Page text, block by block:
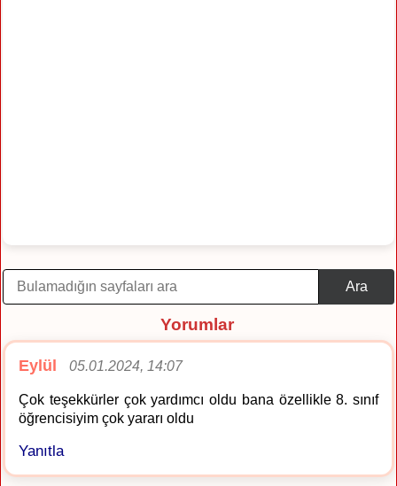
Ara
Yorumlar
Eylül 05.01.2024, 14:07
Çok teşekkürler çok yardımcı oldu bana özellikle 8. sınıf
öğrencisiyim çok yararı oldu
Yanıtla